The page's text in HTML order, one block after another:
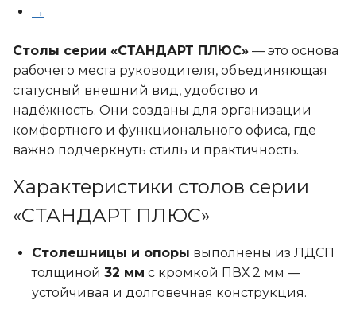
выбрать
на
странице
товара.
→
Столы серии «СТАНДАРТ ПЛЮС» — это основа
рабочего места руководителя, объединяющая
статусный внешний вид, удобство и
надёжность. Они созданы для организации
комфортного и функционального офиса, где
важно подчеркнуть стиль и практичность.
Характеристики столов серии
«СТАНДАРТ ПЛЮС»
Столешницы и опоры выполнены из ЛДСП
толщиной 32 мм с кромкой ПВХ 2 мм —
устойчивая и долговечная конструкция.